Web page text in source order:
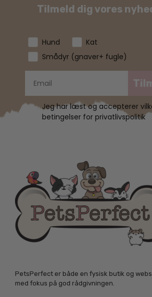
Tilmeld dig vores
Hund
Kat
Smådyr (gnaver+ fugle)
Jeg har læst og accepterer
betingelser for privatlivspolitik
PetsPerfect er både en fysisk butik og
med fokus på god rådgivningen.